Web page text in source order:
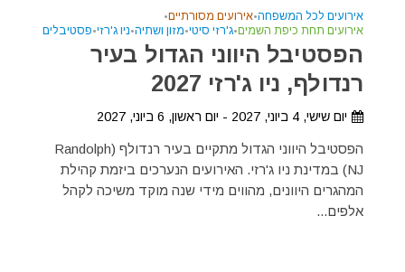
אירועים לכל המשפחה•אירועים מסורתיים•
אירועים תחת כיפת השמים•ג'רזי סיטי•מזון ושתיה•ניו ג'רזי•פסטיבלים
הפסטיבל היווני הגדול בעיר
רנדולף, ניו ג'רזי 2027
יום שישי, 4 ביוני, 2027 - יום ראשון, 6 ביוני, 2027
הפסטיבל היווני הגדול מתקיים בעיר רנדולף (Randolph
NJ) במדינת ניו ג'רזי. האירועים הנערכים ביזמת קהילת
המהגרים היוונים, מהווים מידי שנה מוקד משיכה לקהל
אלפים...